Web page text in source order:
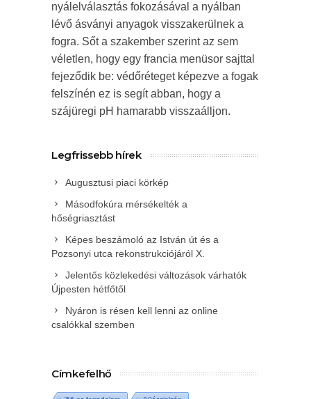
nyálelválasztás fokozásával a nyálban
lévő ásványi anyagok visszakerülnek a
fogra. Sőt a szakember szerint az sem
véletlen, hogy egy francia menüsor sajttal
fejeződik be: védőréteget képezve a fogak
felszínén ez is segít abban, hogy a
szájüregi pH hamarabb visszaálljon.
Legfrissebb hírek
Augusztusi piaci körkép
Másodfokúra mérsékelték a
hőségriasztást
Képes beszámoló az István út és a
Pozsonyi utca rekonstrukciójáról X.
Jelentős közlekedési változások várhatók
Újpesten hétfőtől
Nyáron is résen kell lenni az online
csalókkal szemben
Címkefelhő